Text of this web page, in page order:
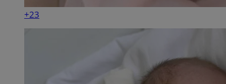
+23